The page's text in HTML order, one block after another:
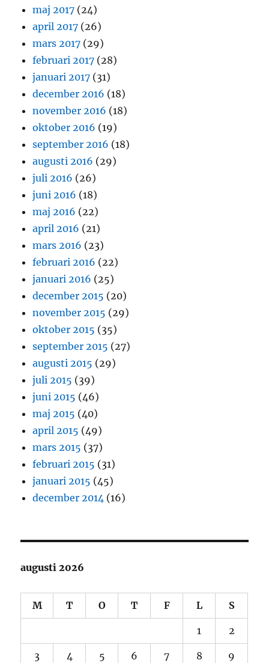
maj 2017 (24)
april 2017 (26)
mars 2017 (29)
februari 2017 (28)
januari 2017 (31)
december 2016 (18)
november 2016 (18)
oktober 2016 (19)
september 2016 (18)
augusti 2016 (29)
juli 2016 (26)
juni 2016 (18)
maj 2016 (22)
april 2016 (21)
mars 2016 (23)
februari 2016 (22)
januari 2016 (25)
december 2015 (20)
november 2015 (29)
oktober 2015 (35)
september 2015 (27)
augusti 2015 (29)
juli 2015 (39)
juni 2015 (46)
maj 2015 (40)
april 2015 (49)
mars 2015 (37)
februari 2015 (31)
januari 2015 (45)
december 2014 (16)
augusti 2026
M T O T F L S
1 2
3 4 5 6 7 8 9